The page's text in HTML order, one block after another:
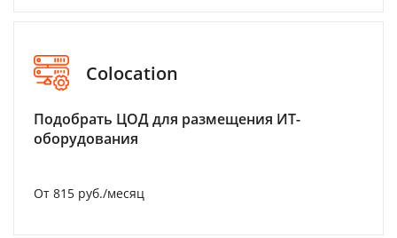
Colocation
Подобрать ЦОД для размещения ИТ-
оборудования
От 815 руб./месяц